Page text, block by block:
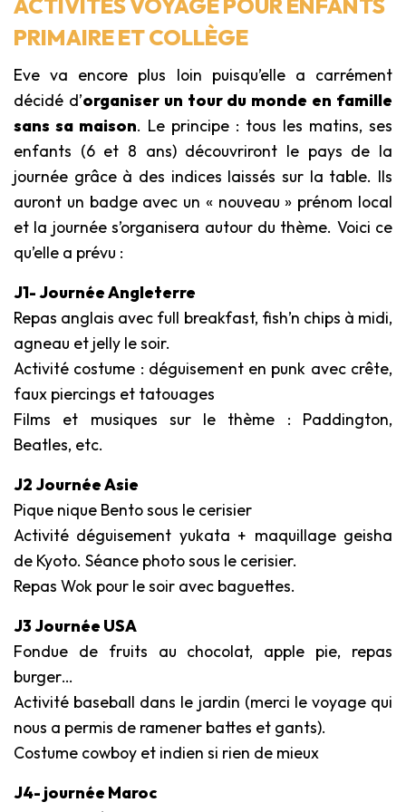
ACTIVITÉS VOYAGE POUR ENFANTS
PRIMAIRE ET COLLÈGE
Eve va encore plus loin puisqu’elle a carrément
décidé d’organiser un tour du monde en famille
sans sa maison. Le principe : tous les matins, ses
enfants (6 et 8 ans) découvriront le pays de la
journée grâce à des indices laissés sur la table. Ils
auront un badge avec un « nouveau » prénom local
et la journée s’organisera autour du thème. Voici ce
qu’elle a prévu :
J1- Journée Angleterre
Repas anglais avec full breakfast, fish’n chips à midi,
agneau et jelly le soir.
Activité costume : déguisement en punk avec crête,
faux piercings et tatouages
Films et musiques sur le thème : Paddington,
Beatles, etc.
J2 Journée Asie
Pique nique Bento sous le cerisier
Activité déguisement yukata + maquillage geisha
de Kyoto. Séance photo sous le cerisier.
Repas Wok pour le soir avec baguettes.
J3 Journée USA
Fondue de fruits au chocolat, apple pie, repas
burger…
Activité baseball dans le jardin (merci le voyage qui
nous a permis de ramener battes et gants).
Costume cowboy et indien si rien de mieux
J4- journée Maroc